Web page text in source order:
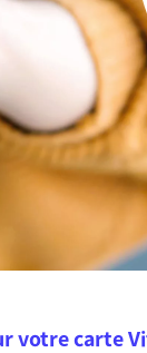
votre carte